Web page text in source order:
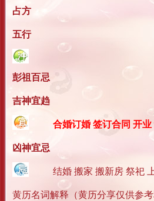
占方
五行
彭祖百忌
吉神宜趋
合婚订婚 签订合同 开
凶神宜忌
结婚 搬家 搬新房 祭祀
黄历名词解释（黄历分享仅供参考